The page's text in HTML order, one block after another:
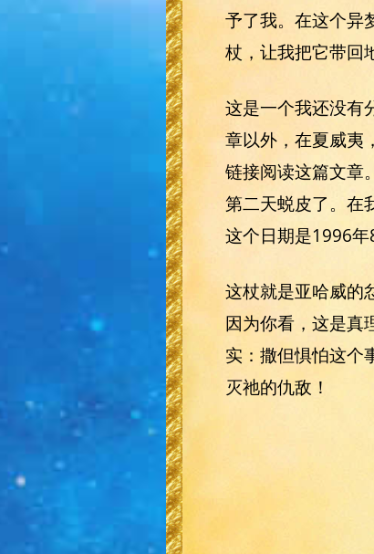
予了我。在这个异
杖，让我把它带回
这是一个我还没有
章以外，在夏威夷
链接阅读这篇文章
第二天蜕皮了。在
这个日期是1996年
这杖就是亚哈威的
因为你看，这是真
实：撒但惧怕这个
灭祂的仇敌！